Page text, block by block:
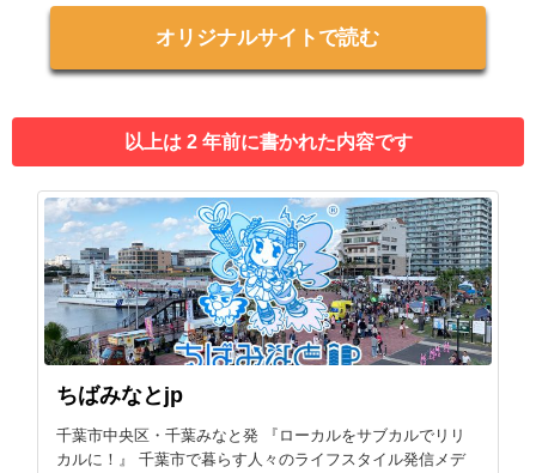
オリジナルサイトで読む
以上は 2 年前に書かれた内容です
ちばみなとjp
千葉市中央区・千葉みなと発 『ローカルをサブカルでリリ
カルに！』 千葉市で暮らす人々のライフスタイル発信メデ